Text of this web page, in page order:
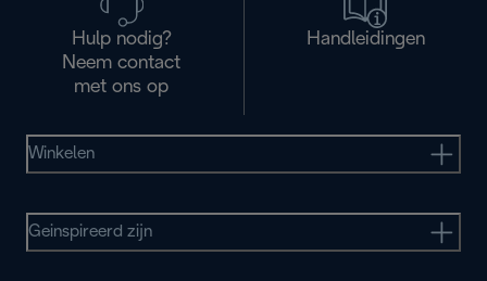
Hulp nodig?
Neem contact
met ons op
Handleidingen
Winkelen
Geinspireerd zijn